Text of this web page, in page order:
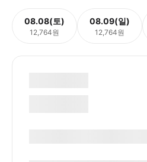
08.08(토)
12,764원
08.09(일)
12,764원